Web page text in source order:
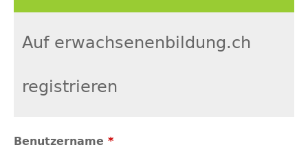
Auf erwachsenenbildung.ch
registrieren
Benutzername *